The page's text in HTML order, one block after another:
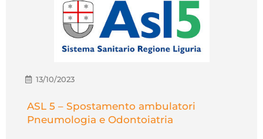
13/10/2023
ASL 5 – Spostamento ambulatori
Pneumologia e Odontoiatria